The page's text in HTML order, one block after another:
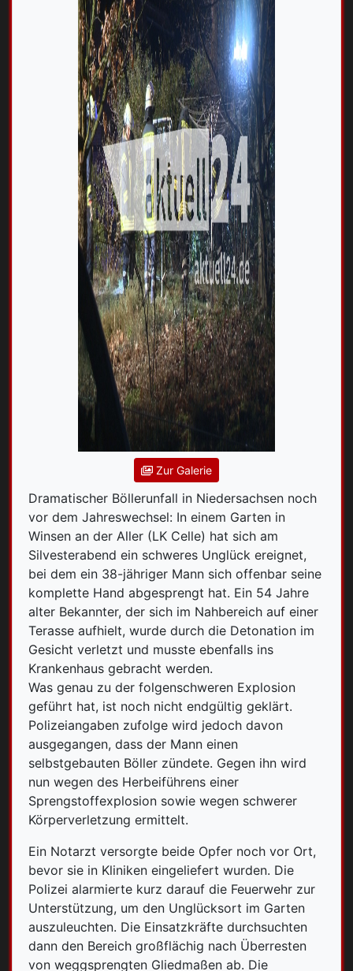
Zur Galerie
Dramatischer Böllerunfall in Niedersachsen noch
vor dem Jahreswechsel: In einem Garten in
Winsen an der Aller (LK Celle) hat sich am
Silvesterabend ein schweres Unglück ereignet,
bei dem ein 38-jähriger Mann sich offenbar seine
komplette Hand abgesprengt hat. Ein 54 Jahre
alter Bekannter, der sich im Nahbereich auf einer
Terasse aufhielt, wurde durch die Detonation im
Gesicht verletzt und musste ebenfalls ins
Krankenhaus gebracht werden.
Was genau zu der folgenschweren Explosion
geführt hat, ist noch nicht endgültig geklärt.
Polizeiangaben zufolge wird jedoch davon
ausgegangen, dass der Mann einen
selbstgebauten Böller zündete. Gegen ihn wird
nun wegen des Herbeiführens einer
Sprengstoffexplosion sowie wegen schwerer
Körperverletzung ermittelt.
Ein Notarzt versorgte beide Opfer noch vor Ort,
bevor sie in Kliniken eingeliefert wurden. Die
Polizei alarmierte kurz darauf die Feuerwehr zur
Unterstützung, um den Unglücksort im Garten
auszuleuchten. Die Einsatzkräfte durchsuchten
dann den Bereich großflächig nach Überresten
von weggsprengten Gliedmaßen ab. Die